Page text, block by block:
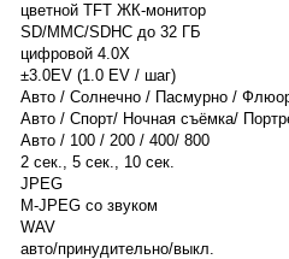
цветной TFT ЖК-монитор
SD/MMC/SDHC до 32 ГБ
цифровой 4.0X
±3.0EV (1.0 EV / шаг)
Авто / Солнечно / Пасмурно /
Авто / Спорт/ Ночная съёмка/
Авто / 100 / 200 / 400/ 800
2 сек., 5 сек., 10 сек.
JPEG
M-JPEG со звуком
WAV
авто/принудительно/выкл.